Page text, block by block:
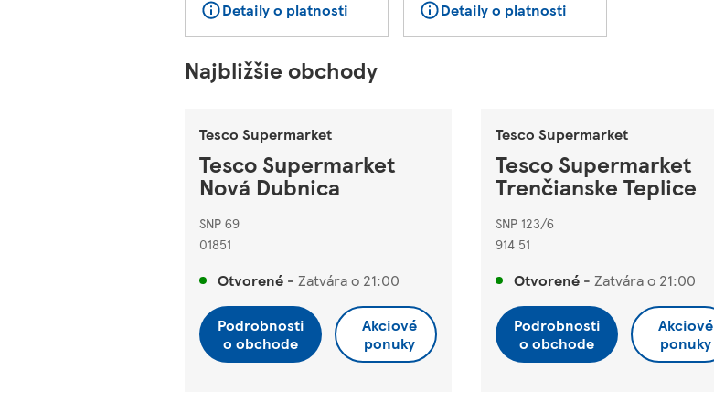
Detaily o platnosti
Detaily o platnosti
Najbližšie obchody
Tesco Supermarket
Tesco Supermarket
Nová Dubnica
SNP 69
01851
Otvorené - Zatvára o 21:00
Podrobnosti
o obchode
Akciové
ponuky
Tesco Supermarket
Tesco Supermarket
Trenčianske Teplice
SNP 123/6
914 51
Otvorené - Zatvára o 21:00
Podrobnosti
o obchode
Akciové
ponuky